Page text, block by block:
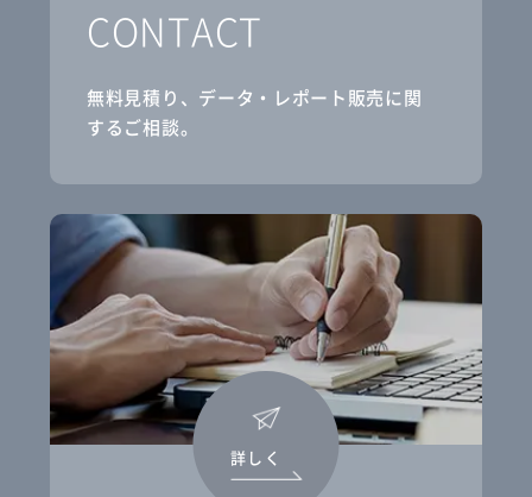
CONTACT
無料見積り、データ・レポート販売に関
するご相談。
詳しく